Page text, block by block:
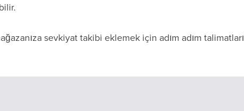
sevkiyat takibi eklemek için adım adım talimatları